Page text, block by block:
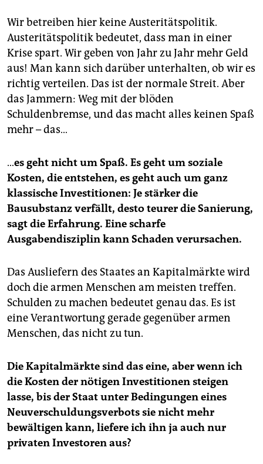
Wir betreiben hier keine Austeritätspolitik.
Austeritätspolitik bedeutet, dass man in einer
Krise spart. Wir geben von Jahr zu Jahr mehr Geld
aus! Man kann sich darüber unterhalten, ob wir es
richtig verteilen. Das ist der normale Streit. Aber
das Jammern: Weg mit der blöden
Schuldenbremse, und das macht alles keinen Spaß
mehr – das…
…es geht nicht um Spaß. Es geht um soziale
Kosten, die entstehen, es geht auch um ganz
klassische Investitionen: Je stärker die
Bausubstanz verfällt, desto teurer die Sanierung,
sagt die Erfahrung. Eine scharfe
Ausgabendisziplin kann Schaden verursachen.
Das Ausliefern des Staates an Kapitalmärkte wird
doch die armen Menschen am meisten treffen.
Schulden zu machen bedeutet genau das. Es ist
eine Verantwortung gerade gegenüber armen
Menschen, das nicht zu tun.
Die Kapitalmärkte sind das eine, aber wenn ich
die Kosten der nötigen Investitionen steigen
lasse, bis der Staat unter Bedingungen eines
Neuverschuldungsverbots sie nicht mehr
bewältigen kann, liefere ich ihn ja auch nur
privaten Investoren aus?